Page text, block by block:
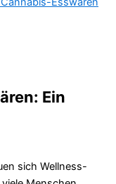
Ein
sich Wellness-